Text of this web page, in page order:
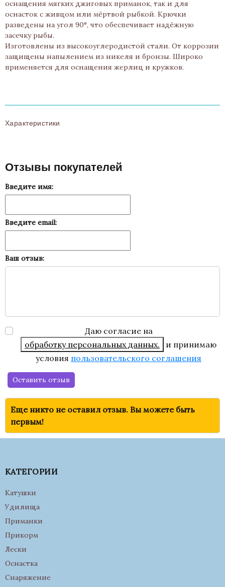
оснащения мягких джиговых приманок, так и для
оснасток с живцом или мёртвой рыбкой. Крючки
разведены на угол 90°, что обеспечивает надёжную
засечку рыбы.
Изготовлены из высокоуглеродистой стали. От коррозии
защищены напылением из никеля и бронзы. Широко
применяется для оснащения жерлиц и кружков.
Характеристики
Отзывы покупателей
Введите имя:
Введите email:
Ваш отзыв:
Даю согласие на
обработку персональных данных.
и принимаю
условия пользовательского соглашения
Оставить отзыв
Еще никто не оставил отзыв. Вы можете быть
первым!
КАТЕГОРИИ
Катушки
Удилища
Приманки
Прикорм
Лески
Оснастка
Снаряжение